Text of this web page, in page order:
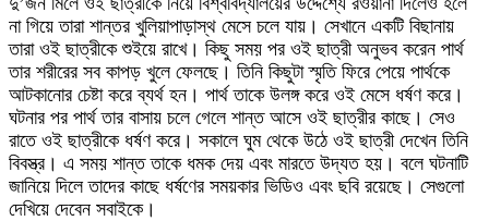
না গিয়ে তারা শান্তর খুলিয়াপাড়াস্থ মেসে চলে যায়। সেখানে একটি বিছানায়
তারা ওই ছাত্রীকে শুইয়ে রাখে। কিছু সময় পর ওই ছাত্রী অনুভব করেন পার্থ
তার শরীরের সব কাপড় খুলে ফেলছে। তিনি কিছুটা স্মৃতি ফিরে পেয়ে পার্থকে
আটকানোর চেষ্টা করে ব্যর্থ হন। পার্থ তাকে উলঙ্গ করে ওই মেসে ধর্ষণ করে।
ঘটনার পর পার্থ তার বাসায় চলে গেলে শান্ত আসে ওই ছাত্রীর কাছে। সেও
রাতে ওই ছাত্রীকে ধর্ষণ করে। সকালে ঘুম থেকে উঠে ওই ছাত্রী দেখেন তিনি
বিবস্ত্র। এ সময় শান্ত তাকে ধমক দেয় এবং মারতে উদ্যত হয়। বলে ঘটনাটি
জানিয়ে দিলে তাদের কাছে ধর্ষণের সময়কার ভিডিও এবং ছবি রয়েছে। সেগুলো
দেখিয়ে দেবেন সবাইকে।